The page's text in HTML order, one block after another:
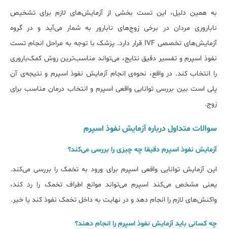
به همین دلیل، این تست بخشی از آزمایش‌های لازم برای تشخیص
ناباروری مردان در برخی زوج‌های نابارور به شمار می‌آید و در گروه
آزمایش‌های تخصصی IVF قرار دارد. پزشک با توجه به مراحل انجام تست
نفوذ اسپرم و تفسیر دقیق نتایج، می‌تواند مناسب‌ترین روش کمک‌باروری
را انتخاب کند. در واقع، نحوه‌ی انجام آزمایش نفوذ اسپرم و نتیجه‌ی آن
پلی است بین بررسی توانایی واقعی اسپرم و انتخاب درمان مناسب برای
زوج.
سوالات متداول درباره آزمایش نفوذ اسپرم
آزمایش نفوذ اسپرم دقیقا چه چیزی را بررسی می‌کند؟
این آزمایش توانایی واقعی اسپرم برای ورود به تخمک را بررسی می‌کند.
یعنی مشخص می‌کند اسپرم می‌تواند موانع اطراف تخمک را رد کند،
واکنش‌های لازم را انجام دهد و در نهایت به داخل تخمک نفوذ کند یا خیر.
چه کسانی باید آزمایش نفوذ اسپرم را انجام دهند؟